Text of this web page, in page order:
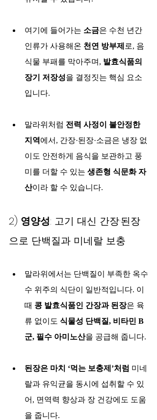
여기에 들어가는 소금은 수천 년간
인류가 사용해온 천연 방부제 로, 음
식물 부패를 막아주며, 발효식품의
장기 저장성을 결정짓는 핵심 요소
입니다.
말라위처럼 전력 사정이 불안정한
지역에서, 간장·된장·소금은 냉장 없
이도 안전하게 음식을 보관하고 풍
미를 더할 수 있는 생존형 식문화 자
산이라 할 수 있습니다.
2) 영양성: 고기 대신 간장·된장
으로 단백질과 미네랄 보충
말라위에서는 단백질이 부족한 옥수
수 위주의 식단이 일반적입니다. 이
때 콩 발효식품인 간장과 된장은 육
류 없이도 식물성 단백질, 비타민 B
군, 필수 아미노산을 공급해 줍니다.
된장은 마치 ‘먹는 보충제’처럼 미네
랄과 유익균을 동시에 섭취할 수 있
어, 면역력 향상과 장 건강에도 도움
을 줍니다.